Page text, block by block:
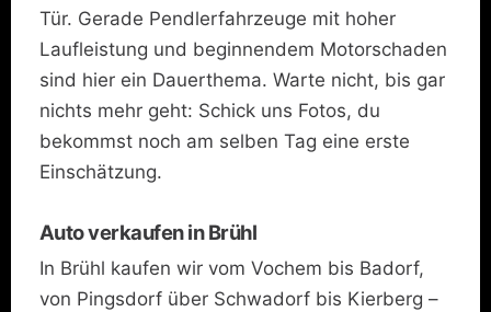
Tür. Gerade Pendlerfahrzeuge mit hoher
Laufleistung und beginnendem Motorschaden
sind hier ein Dauerthema. Warte nicht, bis gar
nichts mehr geht: Schick uns Fotos, du
bekommst noch am selben Tag eine erste
Einschätzung.
Auto verkaufen in Brühl
In Brühl kaufen wir vom Vochem bis Badorf,
von Pingsdorf über Schwadorf bis Kierberg –